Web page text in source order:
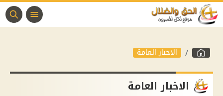
الاخبار العامة
الاخبار العامة